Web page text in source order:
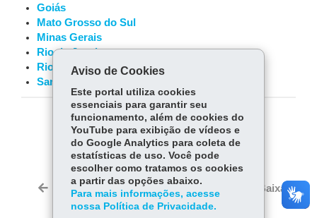
Goiás
Mato Grosso do Sul
Minas Gerais
Rio de Janeiro
Rio Grande do Sul
Santa Catarina
COMPARTILHE:
Fa
ce
bo
ok
Tw
itt
er
W
ha
Voltar Início Baixar
Aviso de Cookies
Este portal utiliza cookies
essenciais para garantir seu
funcionamento, além de cookies do
YouTube para exibição de vídeos e
do Google Analytics para coleta de
estatísticas de uso. Você pode
escolher como tratamos os cookies
a partir das opções abaixo.
Para mais informações, acesse
nossa Política de Privacidade.